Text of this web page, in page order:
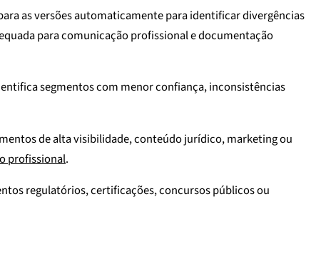
as versões automaticamente para identificar divergências
para comunicação profissional e documentação
segmentos com menor confiança, inconsistências
de alta visibilidade, conteúdo jurídico, marketing ou
profissional.
regulatórios, certificações, concursos públicos ou